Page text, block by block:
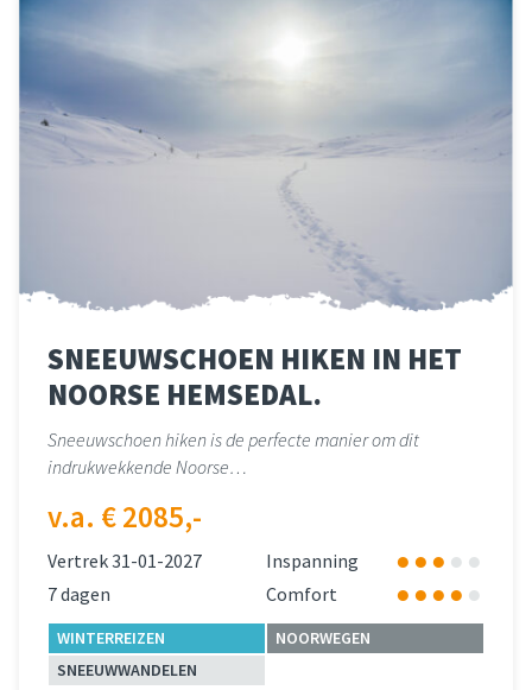
SNEEUWSCHOEN HIKEN IN HET
NOORSE HEMSEDAL.
Sneeuwschoen hiken is de perfecte manier om dit
indrukwekkende Noorse…
v.a. € 2085,-
Vertrek 31-01-2027
Inspanning
7 dagen
Comfort
WINTERREIZEN
NOORWEGEN
SNEEUWWANDELEN